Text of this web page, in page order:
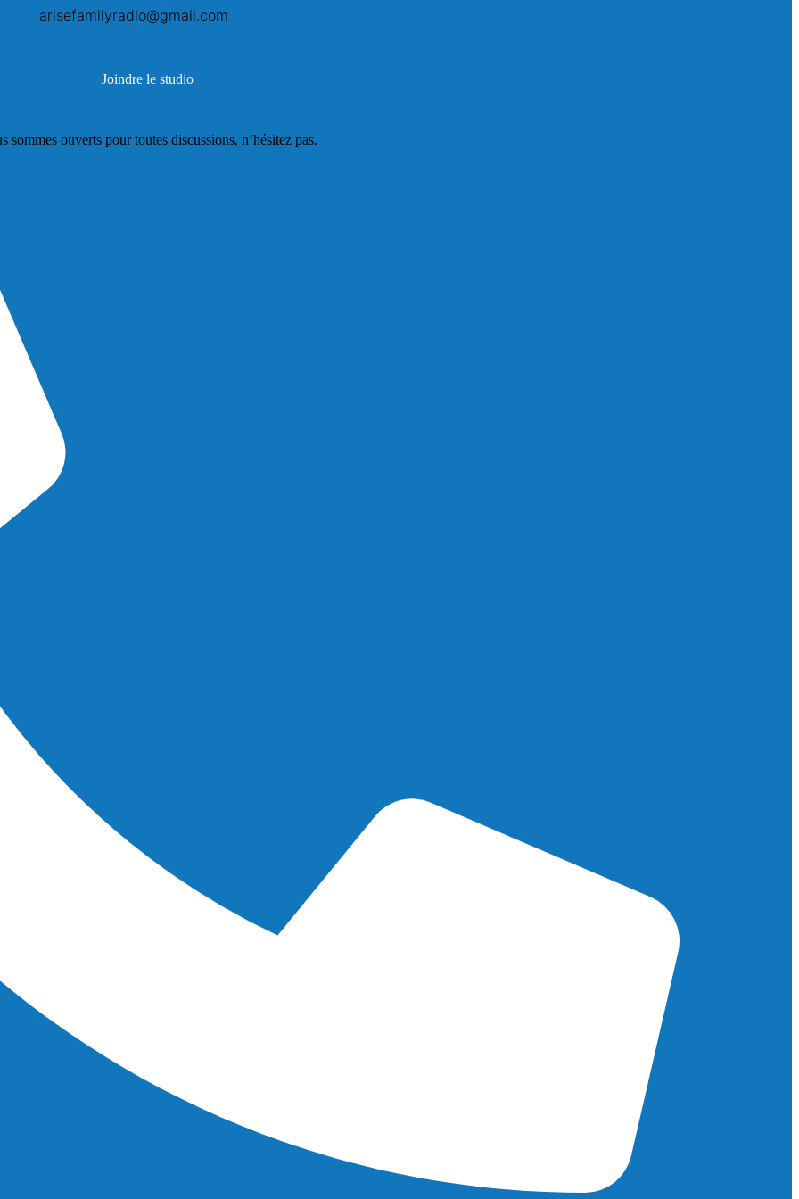
arisefamilyradio@gmail.com
Joindre le studio
sommes ouverts pour toutes discussions, n’hésitez pas.